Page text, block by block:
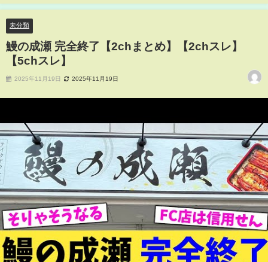
未分類
鰻の成瀬 完全終了【2chまとめ】【2chスレ】
【5chスレ】
2025年11月19日 2025年11月19日